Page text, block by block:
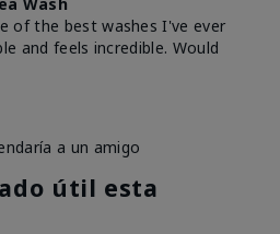
of the best washes I've ever
and feels incredible. Would
a un amigo
útil esta